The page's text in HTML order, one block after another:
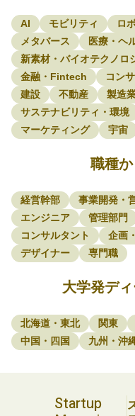
AI モビリティ ロ
メタバース
医療・ヘ
新素材・バイオテクノロ
金融・Fintech
コン
建設
不動産 製造
サステナビリティ・環境
マーケティング
宇宙
職種
経営幹部 事業開発・
エンジニア
管理部門
コンサルタント
企画
デザイナー
専門職
大学発デ
北海道・東北 関東
中国・四国
九州・沖
Startup